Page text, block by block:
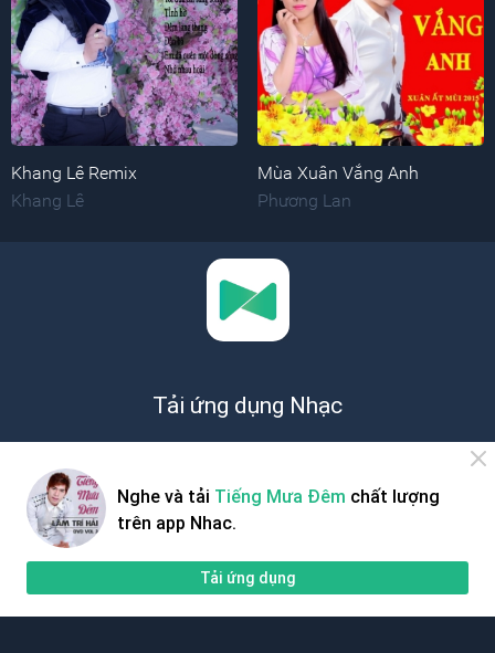
Khang Lê Remix
Khang Lê
Mùa Xuân Vắng Anh
Phương Lan
Tải ứng dụng Nhạc
Miễn phí
Nghe và tải Tiếng Mưa Đêm chất lượng
trên app Nhac.
Tải ứng dụng